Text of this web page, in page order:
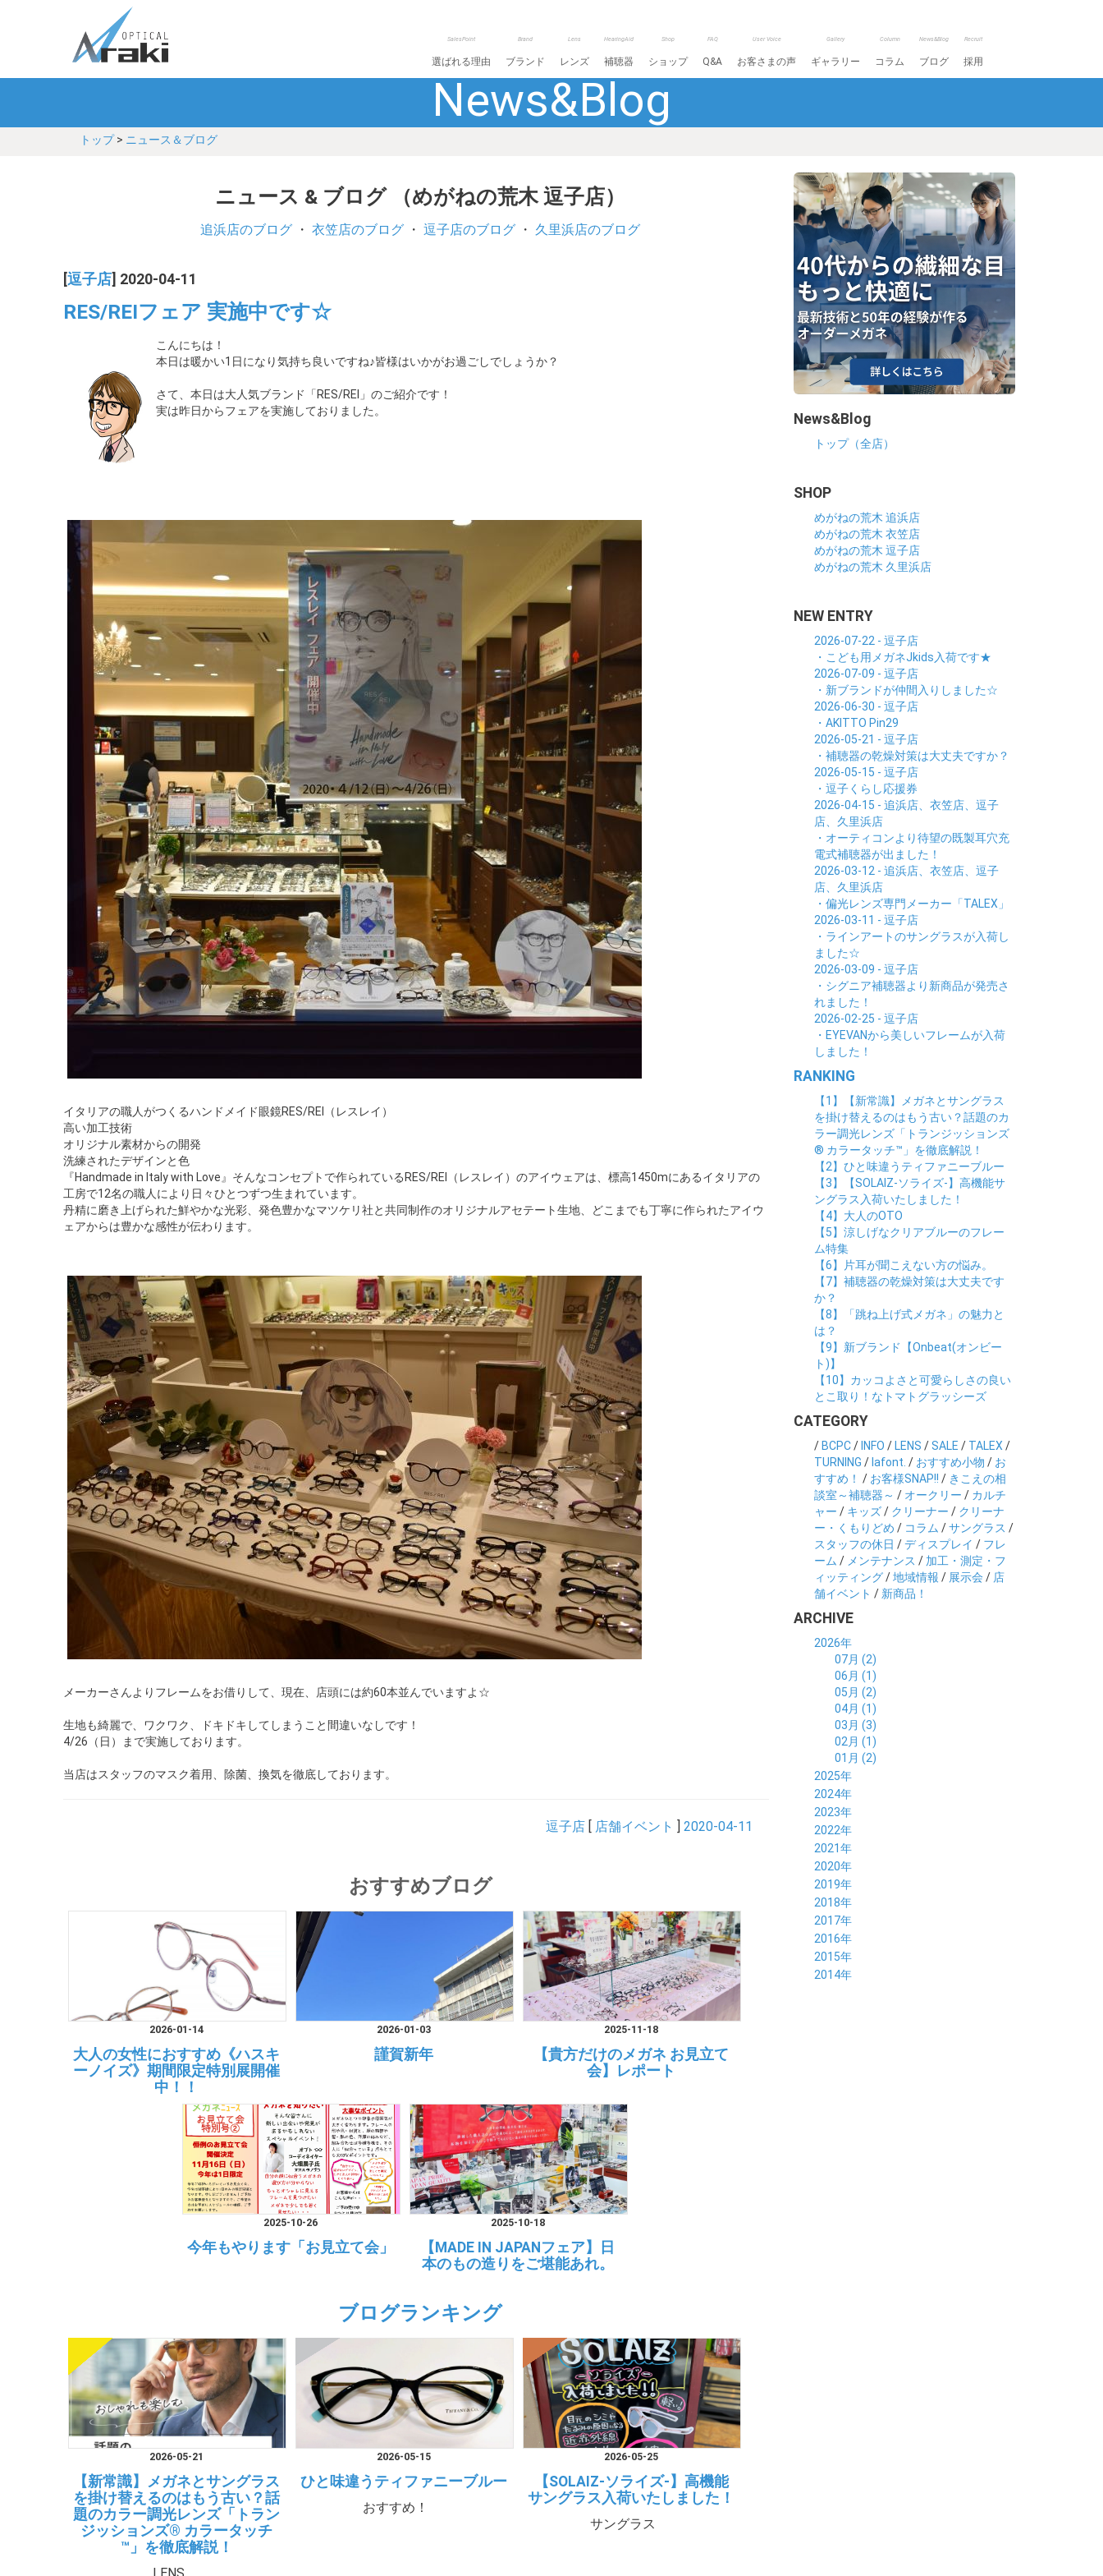
SalesPoint
選ばれる理由
Brand
ブランド
Lens
レンズ
HearingAid
補聴器
Shop
ショップ
FAQ
Q&A
User Voice
お客さまの声
Gallery
ギャラリー
Column
コラム
News&Blog
ブログ
Recruit
採用
News&Blog
トップ> ニュース＆ブログ
ニュース & ブログ （めがねの荒木 逗子店）
追浜店のブログ ・ 衣笠店のブログ ・ 逗子店のブログ ・ 久里浜店のブログ
逗子店 ] 2020-04-11
RES/REIフェア 実施中です☆
こんにちは！
本日は暖かい1日になり気持ち良いですね♪皆様はいかがお過ごしでしょうか？
さて、本日は大人気ブランド「RES/REI」のご紹介です！
実は昨日からフェアを実施しておりました。
イタリアの職人がつくるハンドメイド眼鏡RES/REI（レスレイ）
高い加工技術
オリジナル素材からの開発
洗練されたデザインと色
『Handmade in Italy with Love』そんなコンセプトで作られているRES/REI（レスレイ）のアイウェアは、標高1450mにあるイタリアの
工房で12名の職人により日々ひとつずつ生まれています。
丹精に磨き上げられた鮮やかな光彩、発色豊かなマツケリ社と共同制作のオリジナルアセテート生地、どこまでも丁寧に作られたアイウ
ェアからは豊かな感性が伝わります。
メーカーさんよりフレームをお借りして、現在、店頭には約60本並んでいますよ☆
生地も綺麗で、ワクワク、ドキドキしてしまうこと間違いなしです！
4/26（日）まで実施しております。
当店はスタッフのマスク着用、除菌、換気を徹底しております。
逗子店 [ 店舗イベント ] 2020-04-11
おすすめブログ
2026-01-14
大人の女性におすすめ《ハスキ
ーノイズ》期間限定特別展開催
中！！
2026-01-03
謹賀新年
2025-11-18
【貴方だけのメガネ お見立て
会】レポート
2025-10-26
今年もやります「お見立て会」
2025-10-18
【MADE IN JAPANフェア】日
本のもの造りをご堪能あれ。
ブログランキング
2026-05-21
【新常識】メガネとサングラス
を掛け替えるのはもう古い？話
題のカラー調光レンズ「トラン
ジッションズ® カラータッチ
™」を徹底解説！
2026-05-15
ひと味違うティファニーブルー
おすすめ！
2026-05-25
【SOLAIZ-ソライズ-】高機能
サングラス入荷いたしました！
サングラス
News&Blog
トップ（全店）
SHOP
めがねの荒木 追浜店
めがねの荒木 衣笠店
めがねの荒木 逗子店
めがねの荒木 久里浜店
NEW ENTRY
2026-07-22 - 逗子店
・こども用メガネJkids入荷です★
2026-07-09 - 逗子店
・新ブランドが仲間入りしました☆
2026-06-30 - 逗子店
・AKITTO Pin29
2026-05-21 - 逗子店
・補聴器の乾燥対策は大丈夫ですか？
2026-05-15 - 逗子店
・逗子くらし応援券
2026-04-15 - 追浜店、衣笠店、逗子
店、久里浜店
・オーティコンより待望の既製耳穴充
電式補聴器が出ました！
2026-03-12 - 追浜店、衣笠店、逗子
店、久里浜店
・偏光レンズ専門メーカー「TALEX」
2026-03-11 - 逗子店
・ラインアートのサングラスが入荷し
ました☆
2026-03-09 - 逗子店
・シグニア補聴器より新商品が発売さ
れました！
2026-02-25 - 逗子店
・EYEVANから美しいフレームが入荷
しました！
RANKING
【1】【新常識】メガネとサングラス
を掛け替えるのはもう古い？話題のカ
ラー調光レンズ「トランジッションズ
® カラータッチ™」を徹底解説！
【2】ひと味違うティファニーブルー
【3】【SOLAIZ-ソライズ-】高機能サ
ングラス入荷いたしました！
【4】大人のOTO
【5】涼しげなクリアブルーのフレー
ム特集
【6】片耳が聞こえない方の悩み。
【7】補聴器の乾燥対策は大丈夫です
か？
【8】「跳ね上げ式メガネ」の魅力と
は？
【9】新ブランド【Onbeat(オンビー
ト)】
【10】カッコよさと可愛らしさの良い
とこ取り！なトマトグラッシーズ
CATEGORY
/ BCPC/ INFO / LENS /SALE / TALEX /
TURNING / lafont. / おすすめ小物 / お
すすめ！ / お客様SNAP!! / きこえの相
談室～補聴器～ / オークリー / カルチ
ャー / キッズ/ クリーナー / クリーナ
ー・くもりどめ / コラム /サングラス /
スタッフの休日 /ディスプレイ / フレ
ーム / メンテナンス / 加工・測定・フ
ィッティング/地域情報 / 展示会 / 店
舗イベント / 新商品！
ARCHIVE
2026年
07月 (2)
06月 (1)
05月 (2)
04月 (1)
03月 (3)
02月 (1)
01月 (2)
2025年
12月 (2)
11月 (2)
10月 (3)
09月 (3)
08月 (4)
07月 (4)
06月 (4)
05月 (4)
04月 (1)
03月 (3)
02月 (4)
01月 (4)
2024年
12月 (6)
11月 (5)
10月 (4)
09月 (6)
08月 (5)
07月 (5)
06月 (4)
05月 (3)
04月 (7)
03月 (5)
02月 (7)
2023年
12月 (5)
11月 (4)
10月 (5)
09月 (6)
08月 (7)
07月 (7)
06月 (7)
05月 (8)
04月 (8)
03月 (9)
2022年
12月 (9)
11月 (5)
10月 (8)
09月 (7)
08月 (5)
07月 (9)
06月 (10)
05月 (9)
04月 (7)
2021年
12月 (5)
11月 (5)
10月 (5)
09月 (5)
08月 (11)
07月 (4)
06月 (7)
05月 (8)
2020年
12月 (7)
11月 (6)
10月 (8)
09月 (10)
08月 (10)
07月 (7)
06月 (7)
2019年
12月 (8)
11月 (9)
10月 (9)
09月 (7)
08月 (8)
07月 (7)
2018年
12月 (8)
11月 (8)
10月 (7)
09月 (10)
08月 (8)
2017年
12月 (7)
11月 (8)
10月 (7)
2016年
12月 (9)
11月 (5)
2015年
12月 (9)
2014年